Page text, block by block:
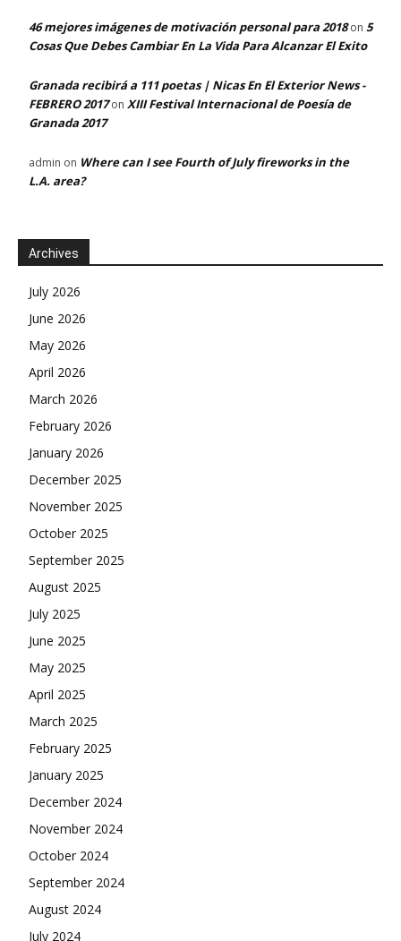
46 mejores imágenes de motivación personal para 2018on 5
Cosas Que Debes Cambiar En La Vida Para Alcanzar El Exito
Granada recibirá a 111 poetas | Nicas En El Exterior News -
FEBRERO 2017on XIII Festival Internacional de Poesía de
Granada 2017
admin on Where can I see Fourth of July fireworks in the
L.A. area?
Archives
July 2026
June 2026
May 2026
April 2026
March 2026
February 2026
January 2026
December 2025
November 2025
October 2025
September 2025
August 2025
July 2025
June 2025
May 2025
April 2025
March 2025
February 2025
January 2025
December 2024
November 2024
October 2024
September 2024
August 2024
July 2024